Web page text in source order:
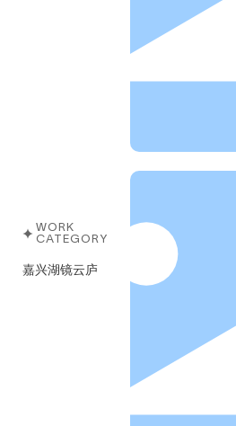
WORK
CATEGORY
嘉兴湖镜云庐